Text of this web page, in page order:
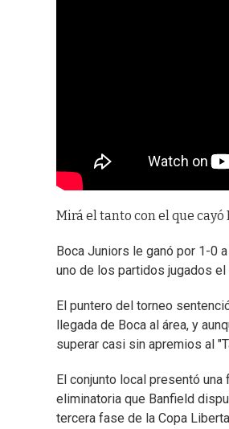
Mirá el tanto con el que
Boca Juniors le ganó por 1-0
uno de los partidos jugados
El puntero del torneo
llegada de Boca al área, y
superar casi sin apremios al
El conjunto local presentó
eliminatoria que Banfield
tercera fase de la Copa